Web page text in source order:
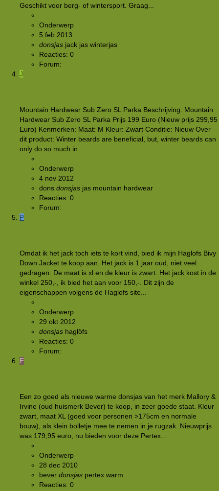
Geschikt voor berg- of wintersport. Graag...
Onderwerp
5 feb 2013
donsjas jack jas winterjas
Reacties: 0
Forum:
J
Mountain Hardwear Sub Zero SL Parka Beschrijving: Mountain
Hardwear Sub Zero SL Parka Prijs 199 Euro (Nieuw prijs 299,95
Euro) Kenmerken: Maat: M Kleur: Zwart Conditie: Nieuw Over
dit product: Winter beards are beneficial, but, winter beards can
only do so much in...
Onderwerp
4 nov 2012
dons donsjas jas mountain hardwear
Reacties: 0
Forum:
P
Omdat ik het jack toch iets te kort vind, bied ik mijn Haglofs Bivy
Down Jacket te koop aan. Het jack is 1 jaar oud, niet veel
gedragen. De maat is xl en de kleur is zwart. Het jack kost in de
winkel 250,-, ik bied het aan voor 150,-. Dit zijn de
eigenschappen volgens de Haglofs site...
Onderwerp
29 okt 2012
donsjas haglöfs
Reacties: 0
Forum:
E
Een zo goed als nieuwe warme donsjas van het merk Mallory &
Irvine (oud huismerk Bever) te koop, in zeer goede staat. Kleur
zwart, maat XL (goed voor personen >175cm en normale
bouw), als klein bolletje mee te nemen in je rugzak. Nieuwprijs
was 179,95 euro, nu bieden voor deze Pertex...
Onderwerp
28 dec 2010
bever donsjas pertex warm
Reacties: 0